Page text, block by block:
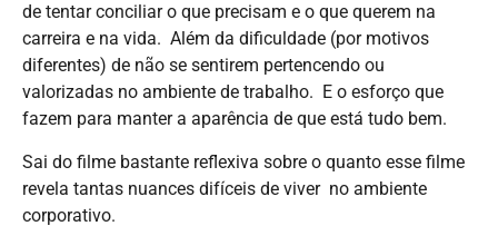
de tentar conciliar o que precisam e o que querem na
carreira e na vida. Além da dificuldade (por motivos
diferentes) de não se sentirem pertencendo ou
valorizadas no ambiente de trabalho. E o esforço que
fazem para manter a aparência de que está tudo bem.
Sai do filme bastante reflexiva sobre o quanto esse filme
revela tantas nuances difíceis de viver no ambiente
corporativo.